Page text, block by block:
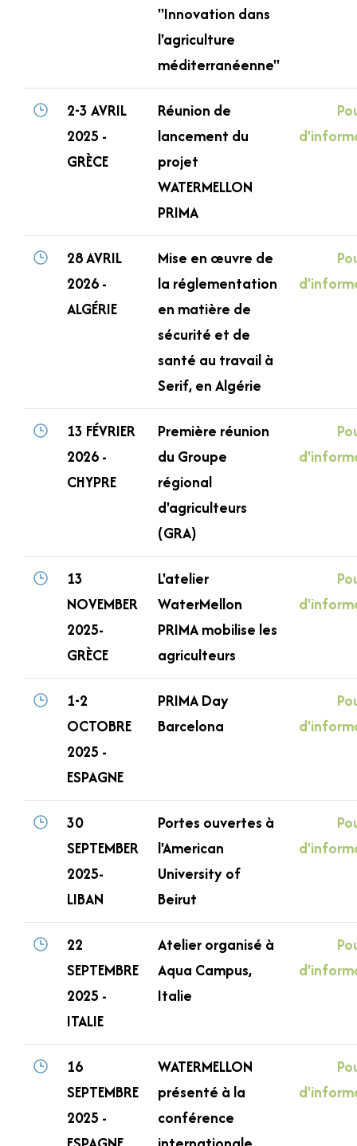
"Innovation dans
l'agriculture
méditerranéenne"
2-3 AVRIL
2025 -
GRÈCE
Réunion de
lancement du
projet
WATERMELLON
PRIMA
28 AVRIL
2026 -
ALGÉRIE
Mise en œuvre de
la réglementation
en matière de
sécurité et de
santé au travail à
Serif, en Algérie
13 FÉVRIER
2026 -
CHYPRE
Première réunion
du Groupe
régional
d'agriculteurs
(GRA)
13
NOVEMBER
2025-
GRÈCE
L'atelier
WaterMellon
PRIMA mobilise les
agriculteurs
1-2
OCTOBRE
2025 -
ESPAGNE
PRIMA Day
Barcelona
30
SEPTEMBER
2025-
LIBAN
Portes ouvertes à
l'American
University of
Beirut
22
SEPTEMBRE
2025 -
ITALIE
Atelier organisé à
Aqua Campus,
Italie
16
SEPTEMBRE
2025 -
WATERMELLON
présenté à la
conférence